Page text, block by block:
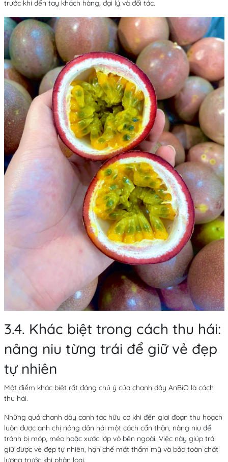
trước khi đến tay khách hàng, đại lý và đối tác.
3.4. Khác biệt trong cách thu hái:
nâng niu từng trái để giữ vẻ đẹp
tự nhiên
Một điểm khác biệt rất đáng chú ý của chanh dây AnBiO là cách
thu hái.
Những quả chanh dây canh tác hữu cơ khi đến giai đoạn thu hoạch
luôn được anh chị nông dân hái một cách cẩn thận, nâng niu để
tránh bị móp, méo hoặc xước lớp vỏ bên ngoài. Việc này giúp trái
giữ được vẻ đẹp tự nhiên, hạn chế mất thẩm mỹ và bảo toàn chất
lượng trước khi phân loại.